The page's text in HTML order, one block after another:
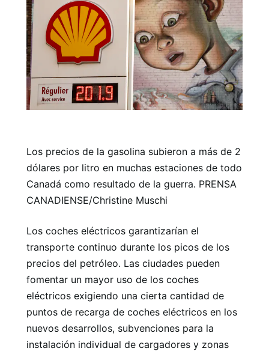
Los precios de la gasolina subieron a más de 2
dólares por litro en muchas estaciones de todo
Canadá como resultado de la guerra. PRENSA
CANADIENSE/Christine Muschi
Los coches eléctricos garantizarían el
transporte continuo durante los picos de los
precios del petróleo. Las ciudades pueden
fomentar un mayor uso de los coches
eléctricos exigiendo una cierta cantidad de
puntos de recarga de coches eléctricos en los
nuevos desarrollos, subvenciones para la
instalación individual de cargadores y zonas